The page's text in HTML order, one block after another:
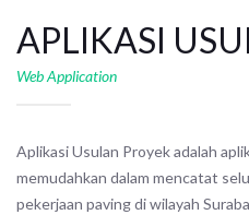
APLIKASI
Web Application
Aplikasi Usulan Proyek adalah
memudahkan dalam mencatat
pekerjaan paving di wilayah